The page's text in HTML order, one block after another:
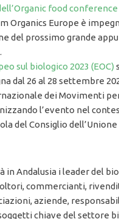
food conference
Organics Europe è
del prossimo grande
sul biologico 2023 (EOC)
dal 26 al 28 settembre
dei Movimenti
l’evento nel
del Consiglio dell’Unione
in Andalusia i leader del
commercianti,
aziende,
chiave del settore